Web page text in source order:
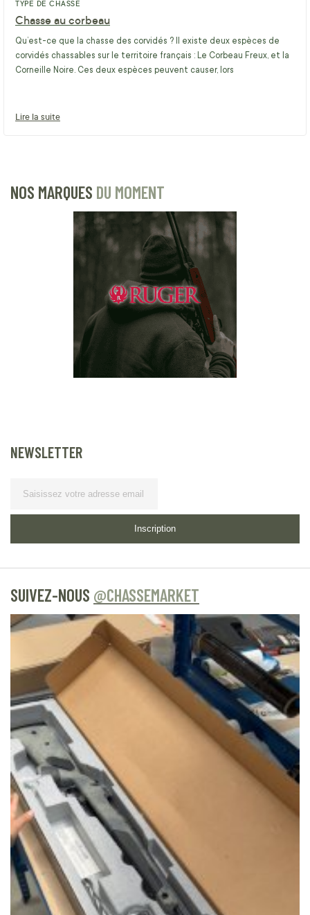
TYPE DE CHASSE
Chasse au corbeau
Qu’est-ce que la chasse des corvidés ? Il existe deux espèces de
corvidés chassables sur le territoire français : Le Corbeau Freux, et la
Corneille Noire. Ces deux espèces peuvent causer, lors
Lire la suite
NOS MARQUES DU MOMENT
NEWSLETTER
Inscription
SUIVEZ-NOUS @CHASSEMARKET